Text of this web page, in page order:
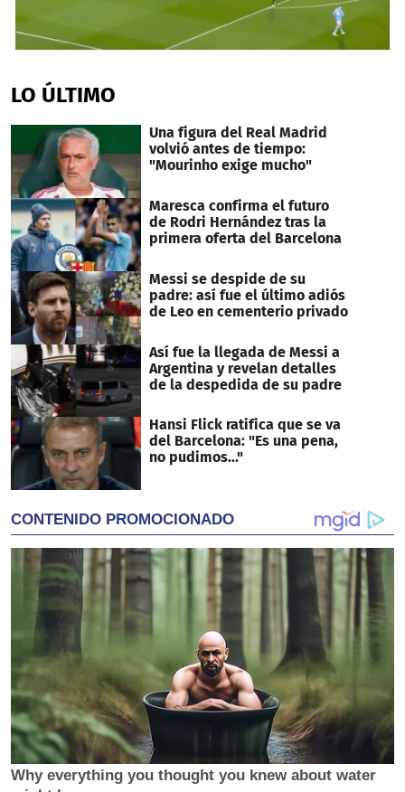
of
2
54
seconds
LO ÚLTIMO
Una figura del Real Madrid
volvió antes de tiempo:
"Mourinho exige mucho"
Maresca confirma el futuro
de Rodri Hernández tras la
primera oferta del Barcelona
Messi se despide de su
padre: así fue el último adiós
de Leo en cementerio privado
Así fue la llegada de Messi a
Argentina y revelan detalles
de la despedida de su padre
Hansi Flick ratifica que se va
del Barcelona: "Es una pena,
no pudimos..."